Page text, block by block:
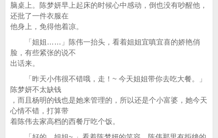
脑桌上。陈梦妍早上起床的时候心中感动，倒也没有吵醒他，
还批了一件衣服在
他身上，免得他着凉。
「姐姐……」陈伟一抬头，看着姐姐宜嗔宜喜的娇艳俏
脸，有些紧张的说不
出话来。
「昨天小伟很不错哦，走！~ 今天姐姐带你去吃大餐。」
陈梦妍不太缺钱
，而且杨明的钱也是她来管理的，所以还是个小富婆，她今天
心情不错，打算带
着陈伟去家高档的西餐厅吃个饭。